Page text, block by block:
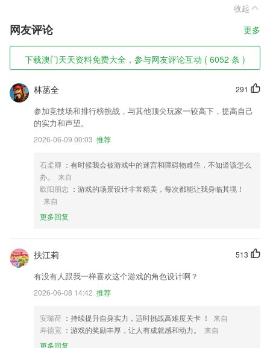
收起
网友评论 更多
下载澳门天天资料免费大全，参与网友评论互动 ( 6052 条 )
291
林菡全
参加竞技场和排行榜挑战，与其他顶尖玩家一较高下，提高自己
的实力和声望。
2026-06-09 00:03 推荐
石柔卿 ：有时候我会被游戏中的迷宫和障碍物难住，不知道该怎么
办。
来自
欧阳朋忠 ：游戏的场景设计非常精美，每次都能让我身临其境！
来自
更多回复
513
扶江莉
有没有人跟我一样喜欢这个游戏的角色设计啊？
2026-06-08 14:42 推荐
安璐荷 ：持续提升自身实力，适时挑战高难度关卡 ！
来自
寿德宽 ：游戏的奖励丰厚，让人有成就感和动力。
来自
更多回复